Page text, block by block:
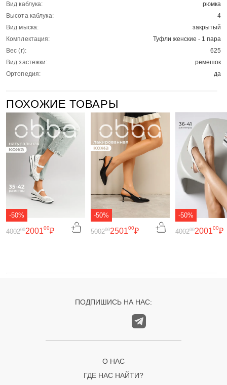
Вид каблука:
рюмка
Высота каблука:
4
Вид мыска:
закрытый
Комплектация:
Туфли женские - 1 пара
Вес (г):
625
Вид застежки:
ремешок
Ортопедия:
да
ПОХОЖИЕ ТОВАРЫ
-50%
200100₽
400200
-50%
250100₽
500200
-50%
200100₽
400200
ПОДПИШИСЬ НА НАС:
О НАС
ГДЕ НАС НАЙТИ?